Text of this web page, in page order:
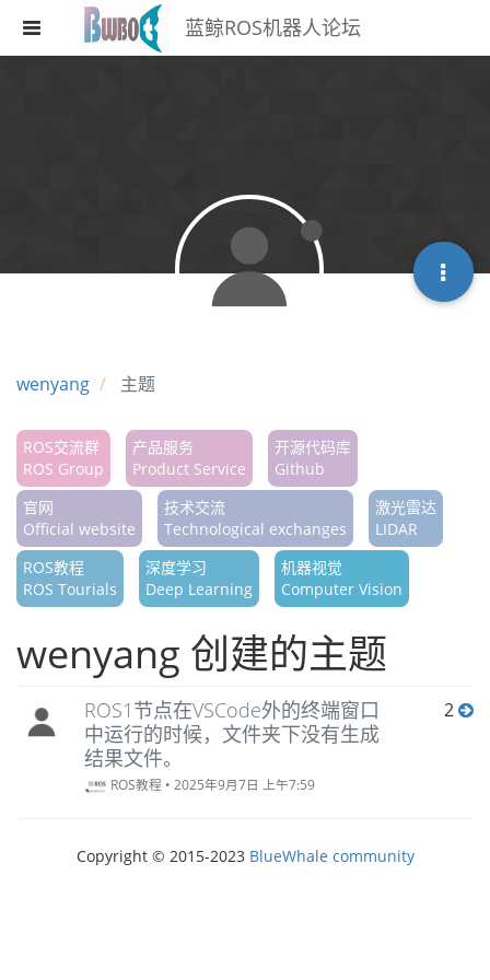
蓝鲸ROS机器人论坛
话题
wenyang 主题
ROS交流群
ROS Group
产品服务
Product Service
开源代码库
Github
官网
Official website
技术交流
Technological exchanges
激光雷达
LIDAR
ROS教程
ROS Tourials
深度学习
Deep Learning
机器视觉
Computer Vision
wenyang 创建的主题
ROS1节点在VSCode外的终端窗口
中运行的时候，文件夹下没有生成
结果文件。
ROS教程 • 2025年9月7日 上午7:59
2
Copyright © 2015-2023 BlueWhale community